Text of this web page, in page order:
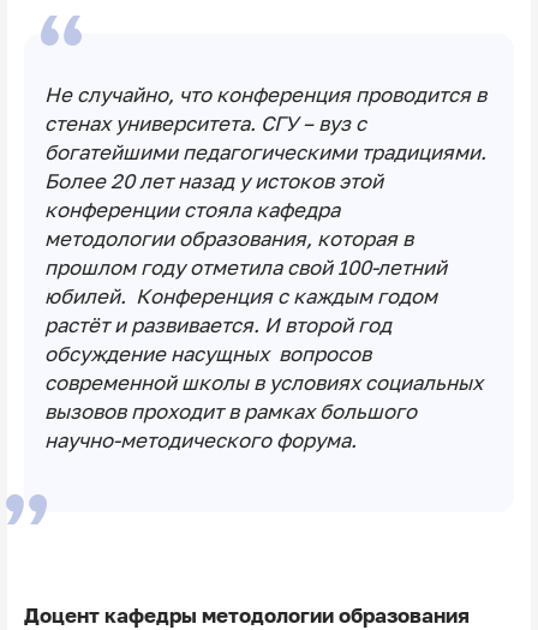
Не случайно, что конференция проводится в
стенах университета. СГУ – вуз с
богатейшими педагогическими традициями.
Более 20 лет назад у истоков этой
конференции стояла кафедра
методологии образования, которая в
прошлом году отметила свой 100-летний
юбилей. Конференция с каждым годом
растёт и развивается. И второй год
обсуждение насущных вопросов
современной школы в условиях социальных
вызовов проходит в рамках большого
научно-методического форума.
Доцент кафедры методологии образования